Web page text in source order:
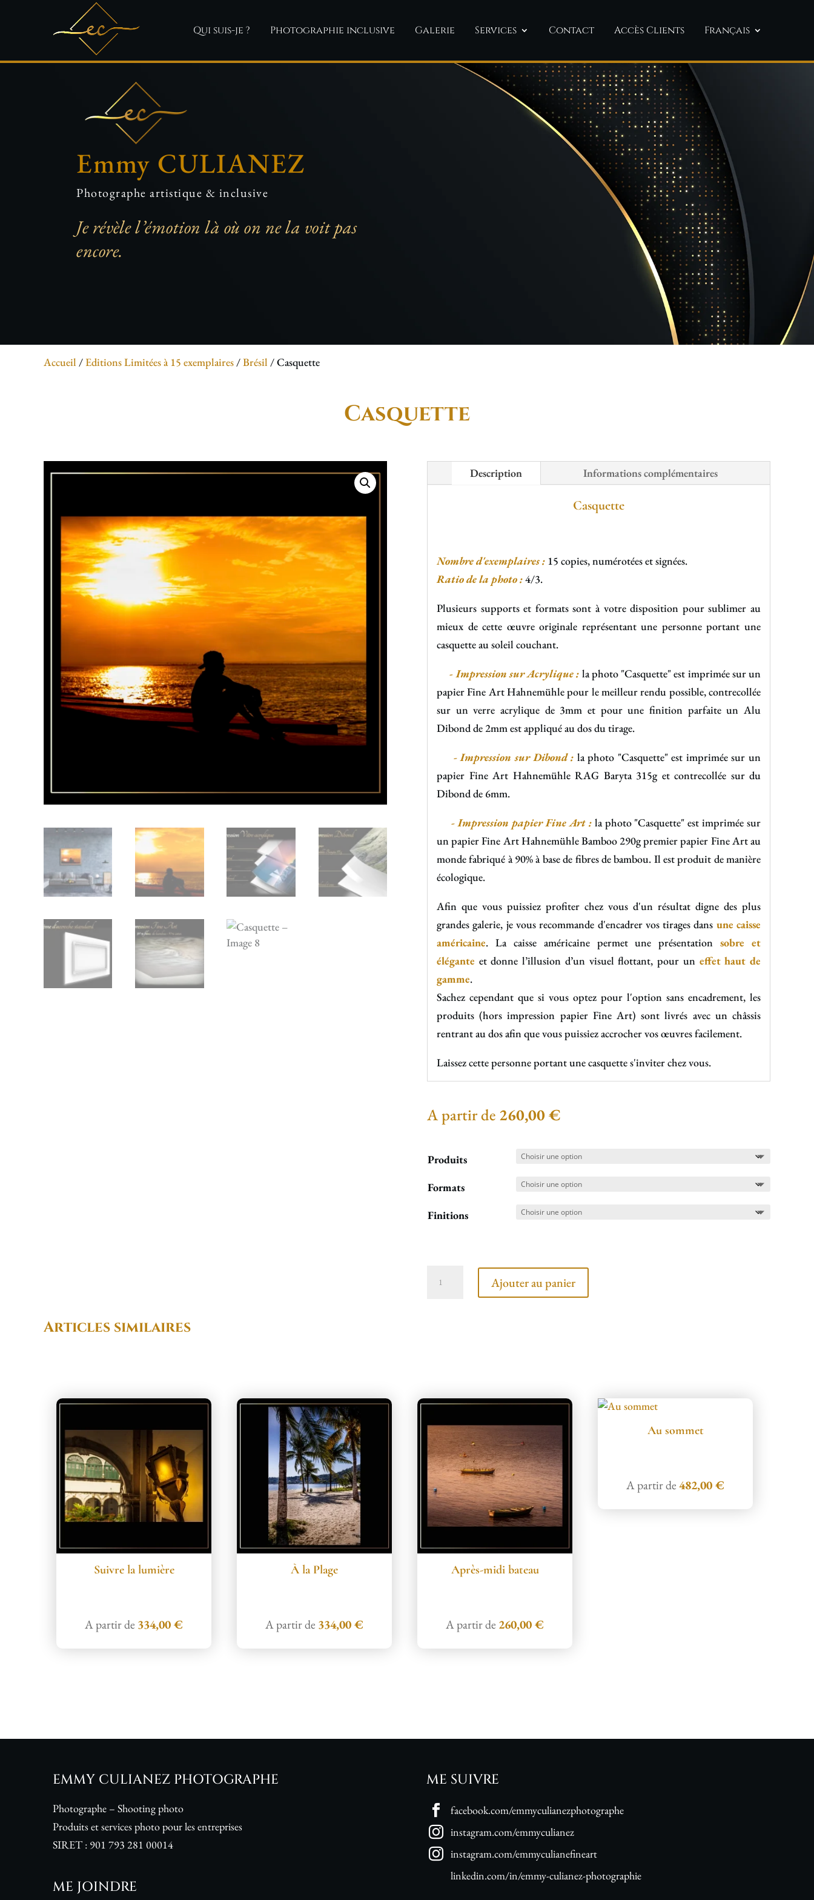
Qui suis-je ? Photographie inclusive Galerie Services Contact Accès Clients Français
Emmy CULIANEZ
Photographe artistique & inclusive
Je révèle l’émotion là où on ne la voit pas
encore.
Accueil /Editions Limitées à 15 exemplaires/Brésil / Casquette
Casquette
Description Informations complémentaires
Casquette
Nombre d'exemplaires : 15 copies, numérotées et signées.
Ratio de la photo :4/3.
Plusieurs supports et formats sont à votre disposition pour sublimer au
mieux de cette œuvre originale représentant une personne portant une
casquette au soleil couchant.
-Impression sur Acrylique : la photo "Casquette" est imprimée sur un
papier Fine Art Hahnemühle pour le meilleur rendu possible, contrecollée
sur un verre acrylique de 3mm et pour une finition parfaite un Alu
Dibond de 2mm est appliqué au dos du tirage.
- Impression sur Dibond : la photo "Casquette" est imprimée sur un
papier Fine Art Hahnemühle RAG Baryta 315g et contrecollée sur du
Dibond de 6mm.
- Impression papier Fine Art :la photo "Casquette" est imprimée sur
un papier Fine Art Hahnemühle Bamboo 290gpremier papier Fine Art au
monde fabriqué à 90% à base de fibres de bambou. Il est produit de manière
écologique.
Afin que vous puissiez profiter chez vous d'un résultat digne des plus
grandes galerie, je vous recommande d'encadrer vos tirages dans une caisse
américaine. La caisse américaine permet une présentationsobre et
élégante et donne l’illusion d’un visuel flottant, pour un effet haut de
gamme.
Sachez cependant que si vous optez pour l'option sans encadrement, les
produits (hors impression papier Fine Art) sont livrés avec un châssis
rentrant au dos afin que vous puissiez accrocher vos œuvres facilement.
Laissez cette personne portant une casquette s'inviter chez vous.
A partir de 260,00€
Produits
Formats
Finitions
Ajouter au panier
Articles similaires
Suivre la lumière
A partir de 334,00€
À la Plage
A partir de 334,00€
Après-midi bateau
A partir de 260,00€
Au sommet
A partir de482,00€
EMMY CULIANEZ PHOTOGRAPHE
Photographe – Shooting photo
Produits et services photo pour les entreprises
SIRET : 901 793 281 00014
ME JOINDRE
ME SUIVRE
facebook.com/emmyculianezphotographe
instagram.com/emmyculianez
instagram.com/emmyculianefineart
linkedin.com/in/emmy-culianez-photographie